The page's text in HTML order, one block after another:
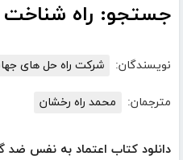
جستجو: راه
نویسندگان: شرکت راه حل های
مترجمان: محمد راه رخشان
دانلود کتاب اعتماد به نفس ضد